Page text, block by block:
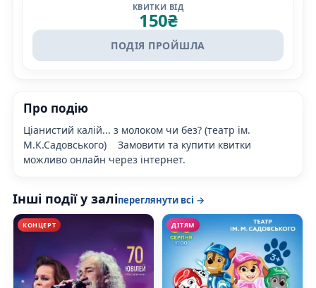
КВИТКИ ВІД
150₴
ПОДІЯ ПРОЙШЛА
Про подію
Ціанистий калій... з молоком чи без? (театр ім.
М.К.Садовського) Замовити та купити квитки
можливо онлайн через інтернет.
Інші події у заліпереглянути всі →
КОНЦЕРТ ДІТЯМ